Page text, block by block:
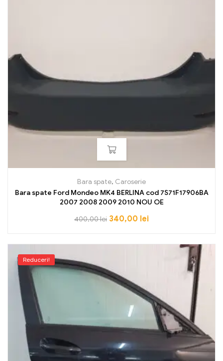
Bara spate, Caroserie
Bara spate Ford Mondeo MK4 BERLINA cod 7S71F17906BA
2007 2008 2009 2010 NOU OE
400,00lei 340,00 lei
Reduceri!